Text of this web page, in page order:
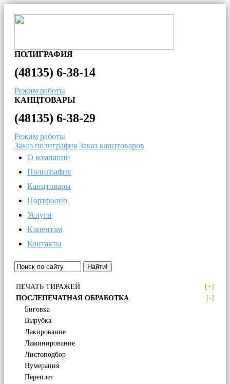
ПОЛИГРАФИЯ
(48135) 6-38-14
Режим работы
КАНЦТОВАРЫ
(48135) 6-38-29
Режим работы
Заказ полиграфия Заказ канцтоваров
О компании
Полиграфия
Канцтовары
Портфолио
Услуги
Клиентам
Контакты
Найти!
ПЕЧАТЬ ТИРАЖЕЙ
[+]
ПОСЛЕПЕЧАТНАЯ ОБРАБОТКА
[-]
Биговка
Вырубка
Лакирование
Ламинирование
Листоподбор
Нумерация
Переплет